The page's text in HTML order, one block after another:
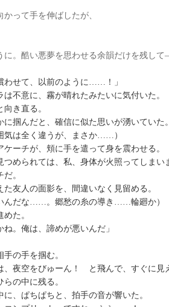
って手を伸ばしたが、
。酷い悪夢を思わせる余韻だけを残して
わせて、以前のように……！」
不意に、霧が晴れたみたいに気付いた。
き直る。
掴んだと、確信に似た思いが湧いていた。
気は全く違うが、まさか……）
ーチが、頬に手を遣って身を震わせる。
つめられては、私、身体が火照ってしま
。
友人の面影を、間違いなく見留める。
んだな……。郷愁の糸の導き……輪廻か）
た。
ね。俺は、諦めが悪いんだ」
の手を掴む。
夜空をびゅーん！ と飛んで、すぐに見
の中に残る。
、ぱちぱちと、拍手の音が響いた。